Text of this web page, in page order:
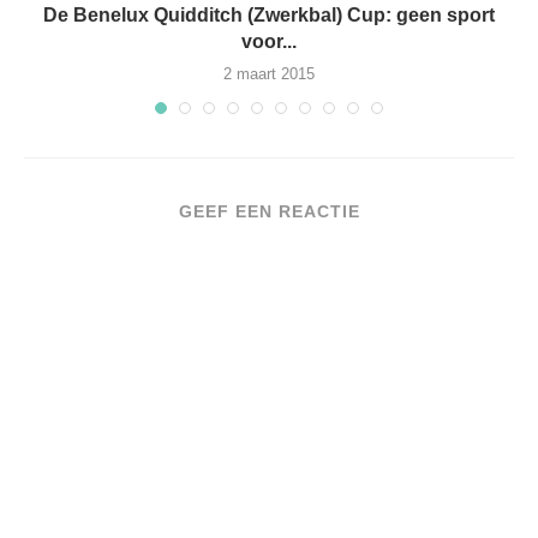
De Benelux Quidditch (Zwerkbal) Cup: geen sport
voor...
2 maart 2015
GEEF EEN REACTIE